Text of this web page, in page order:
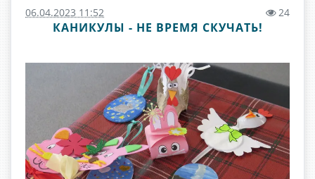
06.04.2023 11:52 24
КАНИКУЛЫ - НЕ ВРЕМЯ СКУЧАТЬ!